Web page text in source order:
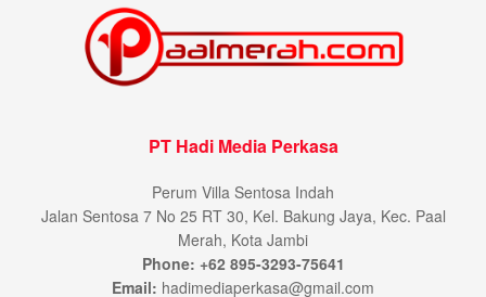
PT Hadi Media Perkasa
Perum Villa Sentosa Indah
Jalan Sentosa 7 No 25 RT 30, Kel. Bakung Jaya, Kec. Paal
Merah, Kota Jambi
Phone: +62 895-3293-75641
Email: hadimediaperkasa@gmail.com